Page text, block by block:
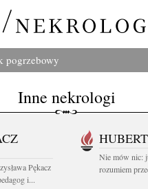
pogrzebowy
Inne nekrologi
Pękacz
i...
Nie mów nic:
rozumiem